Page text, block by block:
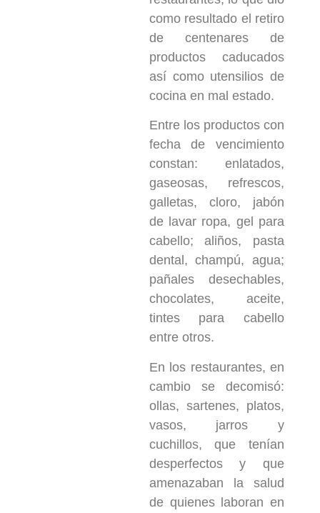
como resultado el retiro
de centenares de
productos caducados
así como utensilios de
cocina en mal estado.
Entre los productos con
fecha de vencimiento
constan: enlatados,
gaseosas, refrescos,
galletas, cloro, jabón
de lavar ropa, gel para
cabello; aliños, pasta
dental, champú, agua;
pañales desechables,
chocolates, aceite,
tintes para cabello
entre otros.
En los restaurantes, en
cambio se decomisó:
ollas, sartenes, platos,
vasos, jarros y
cuchillos, que tenían
desperfectos y que
amenazaban la salud
de quienes laboran en